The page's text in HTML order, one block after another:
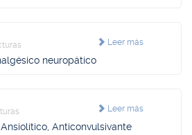
Leer más
neuropático
Leer más
Anticonvulsivante